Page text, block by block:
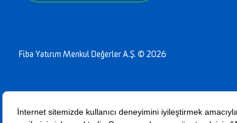
Fiba Yatırım Menkul Değerler A.Ş. © 2026